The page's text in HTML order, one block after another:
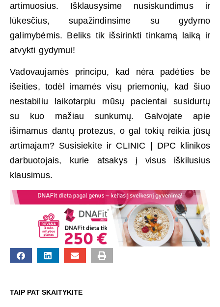
artimuosius. Išklausysime nusiskundimus ir
lūkesčius, supažindinsime su gydymo
galimybėmis. Beliks tik išsirinkti tinkamą laiką ir
atvykti gydymui!
Vadovaujamės principu, kad nėra padėties be
išeities, todėl imamės visų priemonių, kad šiuo
nestabiliu laikotarpiu mūsų pacientai susidurtų
su kuo mažiau sunkumų. Galvojate apie
išimamus dantų protezus, o gal tokių reikia jūsų
artimajam? Susisiekite ir CLINIC | DPC klinikos
darbuotojais, kurie atsakys į visus iškilusius
klausimus.
TAIP PAT SKAITYKITE